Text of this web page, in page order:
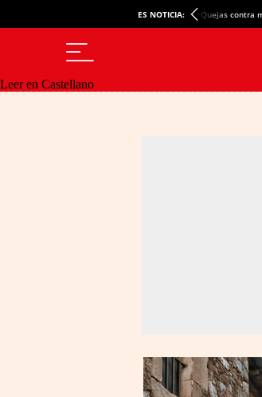
ES NOTICIA: Quejas contra
Leer en Castellano